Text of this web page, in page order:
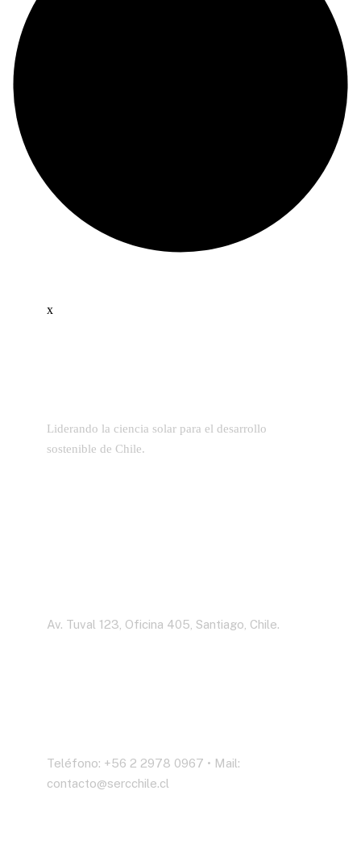
x
Liderando la ciencia solar para el desarrollo
sostenible de Chile.
Av. Tuval 123, Oficina 405, Santiago, Chile.
Teléfono: +56 2 2978 0967 • Mail:
contacto@sercchile.cl